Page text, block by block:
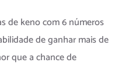
de keno com 6 números
de ganhar mais de
que a chance de